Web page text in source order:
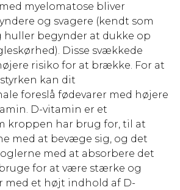
myelomatose bliver
og svagere (kendt som
huller begynder at dukke op
Disse svækkede
risiko for at brække. For at
kan dit
foreslå fødevarer med højere
D-vitamin er et
kroppen har brug for, til at
med at bevæge sig, og det
med at absorbere det
for at være stærke og
med et højt indhold af D-